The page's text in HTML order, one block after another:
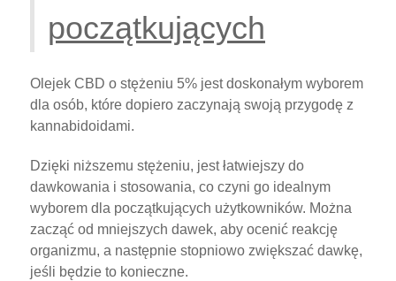
początkujących
Olejek CBD o stężeniu 5% jest doskonałym wyborem
dla osób, które dopiero zaczynają swoją przygodę z
kannabidoidami.
Dzięki niższemu stężeniu, jest łatwiejszy do
dawkowania i stosowania, co czyni go idealnym
wyborem dla początkujących użytkowników. Można
zacząć od mniejszych dawek, aby ocenić reakcję
organizmu, a następnie stopniowo zwiększać dawkę,
jeśli będzie to konieczne.